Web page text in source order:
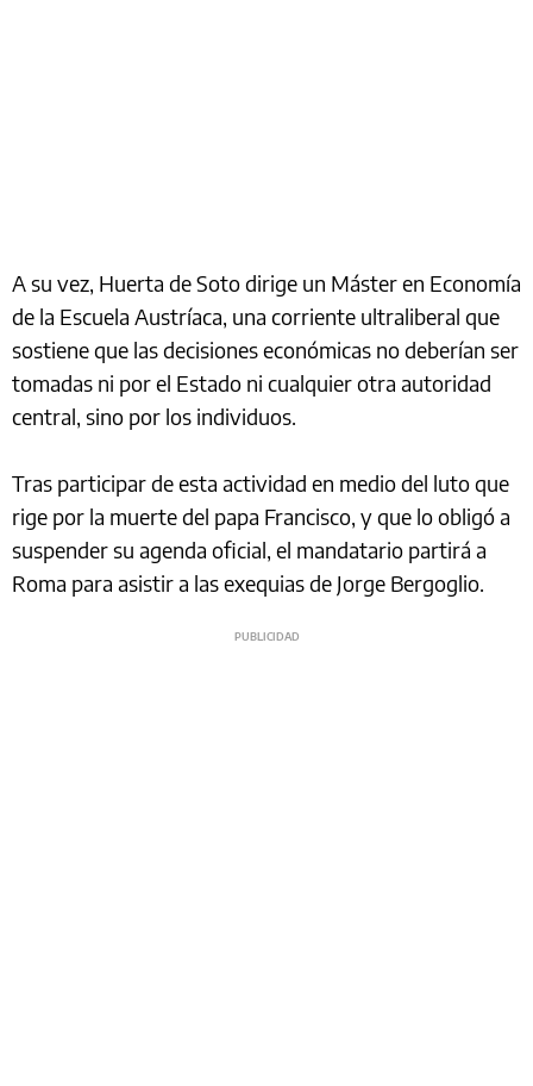
A su vez, Huerta de Soto dirige un Máster en Economía
de la Escuela Austríaca, una corriente ultraliberal que
sostiene que las decisiones económicas no deberían ser
tomadas ni por el Estado ni cualquier otra autoridad
central, sino por los individuos.
Tras participar de esta actividad en medio del luto que
rige por la muerte del papa Francisco, y que lo obligó a
suspender su agenda oficial, el mandatario partirá a
Roma para asistir a las exequias de Jorge Bergoglio.